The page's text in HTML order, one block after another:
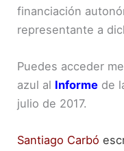
financiación
representante a
Puedes acceder
azul al Informe de
julio de 2017.
Santiago Carbó